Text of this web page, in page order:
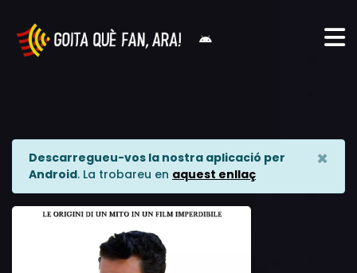
Descarregueu-vos la nostra aplicació per
Android. La trobareu en aquest enllaç
×